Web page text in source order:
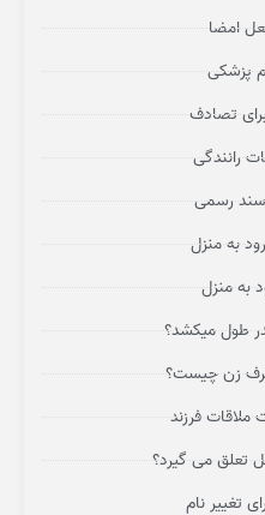
امضا
پزشکی
تصادف
رانندگی
سند رسمی
به منزل
به منزل
طول میکشد؟
زن چیست؟
فرزند
تعلق می گیرد؟
تغییر نام